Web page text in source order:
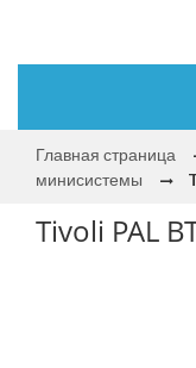
Главная страница
минисистемы
Tivoli PAL